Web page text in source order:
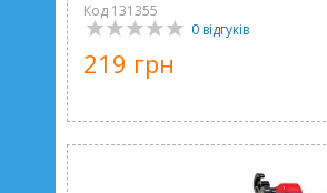
Код 131355
0 відгуків
219 грн